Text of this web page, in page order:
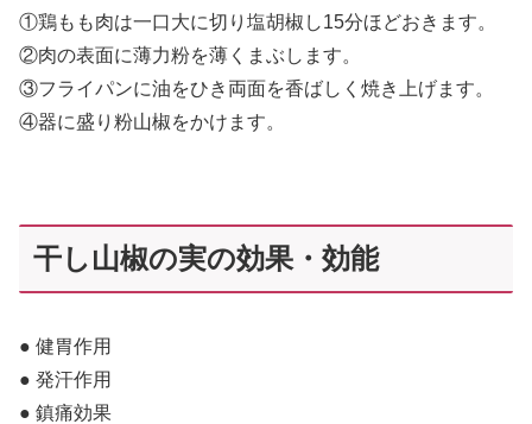
①鶏もも肉は一口大に切り塩胡椒し15分ほどおきます。
②肉の表面に薄力粉を薄くまぶします。
③フライパンに油をひき両面を香ばしく焼き上げます。
④器に盛り粉山椒をかけます。
干し山椒の実の効果・効能
● 健胃作用
● 発汗作用
● 鎮痛効果